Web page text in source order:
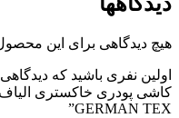
هیچ دیدگاهی برای این
اولین نفری باشید که
GERMAN TEX”